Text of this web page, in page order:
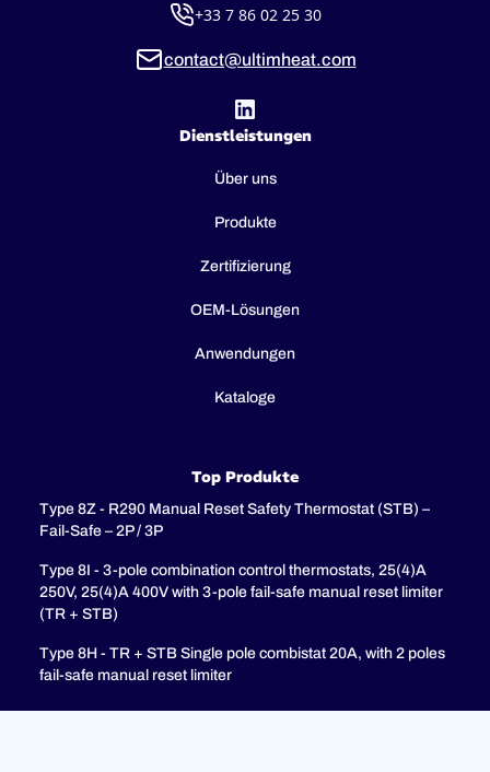
+33 7 86 02 25 30
contact@ultimheat.com
Dienstleistungen
Über uns
Produkte
Zertifizierung
OEM-Lösungen
Anwendungen
Kataloge
Top Produkte
Type 8Z - R290 Manual Reset Safety Thermostat (STB) –
Fail-Safe – 2P / 3P
Type 8I - 3-pole combination control thermostats, 25(4)A
250V, 25(4)A 400V with 3-pole fail-safe manual reset limiter
(TR + STB)
Type 8H - TR + STB Single pole combistat 20A, with 2 poles
fail-safe manual reset limiter